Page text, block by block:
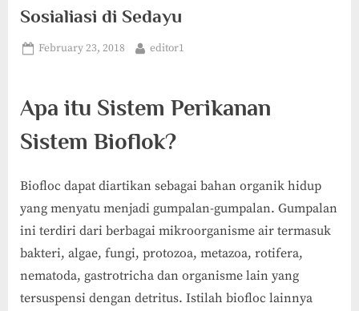
Sosialiasi di Sedayu
Posted
February 23, 2018 By
editor1
Apa itu Sistem Perikanan
Sistem Bioflok?
Biofloc dapat diartikan sebagai bahan organik hidup
yang menyatu menjadi gumpalan-gumpalan. Gumpalan
ini terdiri dari berbagai mikroorganisme air termasuk
bakteri, algae, fungi, protozoa, metazoa, rotifera,
nematoda, gastrotricha dan organisme lain yang
tersuspensi dengan detritus. Istilah biofloc lainnya